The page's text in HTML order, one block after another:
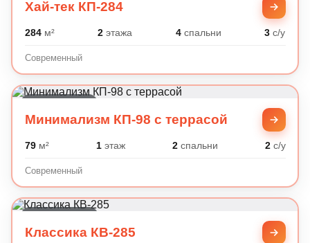
Хай-тек КП-284
284м² 2 этажа 4спальни 3 с/у
Современный
Минимализм КП-98 с террасой
79м² 1этаж 2спальни 2с/у
Современный
Классика КВ-285